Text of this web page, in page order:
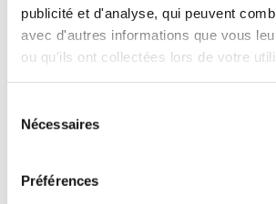
publicité et d'analyse, qui peuvent
avec d'autres informations que vous
ou qu'ils ont collectées lors de votre
Nécessaires
Préférences
NF367I81
Activité :
électronique